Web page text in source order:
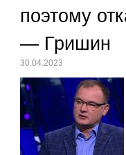
поэтому
— Гришин
30.04.2023